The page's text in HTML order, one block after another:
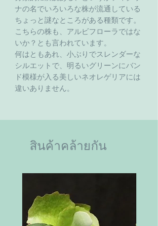
ナの名でいろいろな株が流通している
ちょっと謎なところがある種類です。
こちらの株も、アルビフローラではな
いか？とも言われています。
何はともあれ、小ぶりでスレンダーな
シルエットで、明るいグリーンにバン
ド模様が入る美しいネオレゲリアには
違いありません。
สินค้าคล้ายกัน